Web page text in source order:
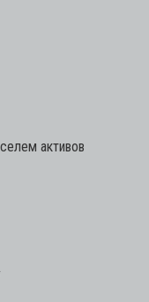
активов